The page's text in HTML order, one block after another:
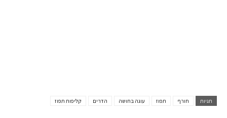
תגיות חורף תפוז עוגה בחושה הדרים קליפות תפוז